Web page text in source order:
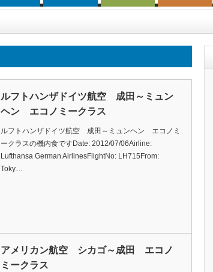
ルフトハンザドイツ航空 成田～ミュン
ヘン エコノミークラス
ルフトハンザドイツ航空 成田～ミュンヘン エコノミ
ークラスの機内食ですDate: 2012/07/06Airline:
Lufthansa German AirlinesFlightNo: LH715From:
Toky…
アメリカン航空 シカゴ～成田 エコノ
ミークラス